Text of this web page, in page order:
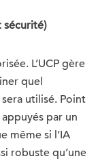
sécurité)
L’UCP gère
quel
utilisé. Point
par un
même si l’IA
robuste qu’une